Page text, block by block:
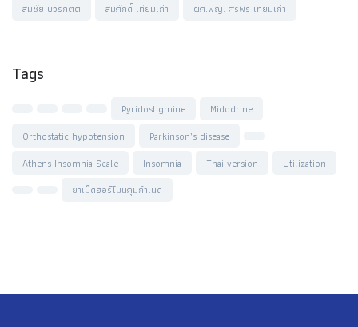
สมชัย บวรกิตติ
สมศักดิ์ เทียมเก่า ผศ.พญ. ศิริพร เทียมเก่า
Tags
Pyridostigmine
Midodrine
Orthostatic hypotension
Parkinson’s disease
Athens Insomnia Scale
Insomnia Thai version
Utilization
ยาเม็ดฮอร์โมนคุมกำเนิด